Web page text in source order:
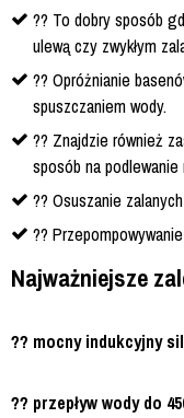
?? To dobry sposób
ulewą czy zwykłym
?? Opróżnianie
spuszczaniem wody.
?? Znajdzie również
sposób na
?? Osuszanie
??
Najważniejsze
?? mocny indukcyjny
?? przepływ wody do